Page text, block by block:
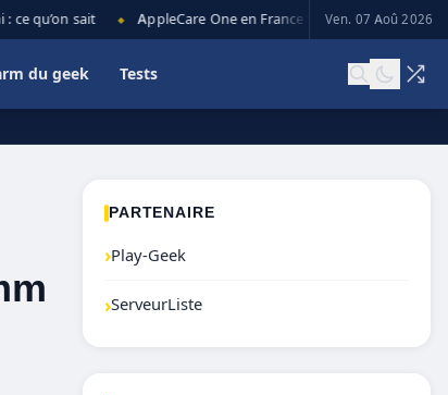
qu’on sait AppleCare One en France : prix, couverture et
Ven. 07 Aoû 2026
du geek Tests
PARTENAIRE
›Play-Geek
›ServeurListe